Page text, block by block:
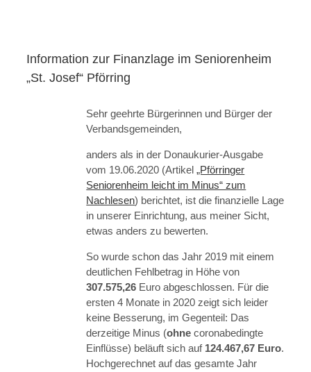
Information zur Finanzlage im Seniorenheim
„St. Josef“ Pförring
Sehr geehrte Bürgerinnen und Bürger der
Verbandsgemeinden,
anders als in der Donaukurier-Ausgabe
vom 19.06.2020 (Artikel„Pförringer
Seniorenheim leicht im Minus“ zum
Nachlesen) berichtet, ist die finanzielle Lage
in unserer Einrichtung, aus meiner Sicht,
etwas anders zu bewerten.
So wurde schon das Jahr 2019 mit einem
deutlichen Fehlbetrag in Höhe von
307.575,26 Euro abgeschlossen. Für die
ersten 4 Monate in 2020 zeigt sich leider
keine Besserung, im Gegenteil: Das
derzeitige Minus (ohne coronabedingte
Einflüsse) beläuft sich auf 124.467,67 Euro.
Hochgerechnet auf das gesamte Jahr